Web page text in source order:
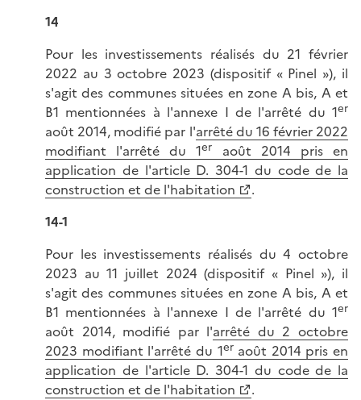
14
Pour les investissements réalisés du 21 février
2022 au 3 octobre 2023 (dispositif « Pinel »), il
s'agit des communes situées en zone A bis, A et
B1 mentionnées à l'annexe I de l'arrêté du 1er
août 2014, modifié par l'arrêté du 16 février 2022
modifiant l'arrêté du 1er
août 2014 pris en
application de l'article D. 304-1 du code de la
construction et de l'habitation
.
14-1
Pour les investissements réalisés du 4 octobre
2023 au 11 juillet 2024 (dispositif « Pinel »), il
s'agit des communes situées en zone A bis, A et
B1 mentionnées à l'annexe I de l'arrêté du 1er
août 2014, modifié par l'arrêté du 2 octobre
2023 modifiant l'arrêté du 1eraoût 2014 pris en
application de l'article D. 304-1 du code de la
construction et de l'habitation
.